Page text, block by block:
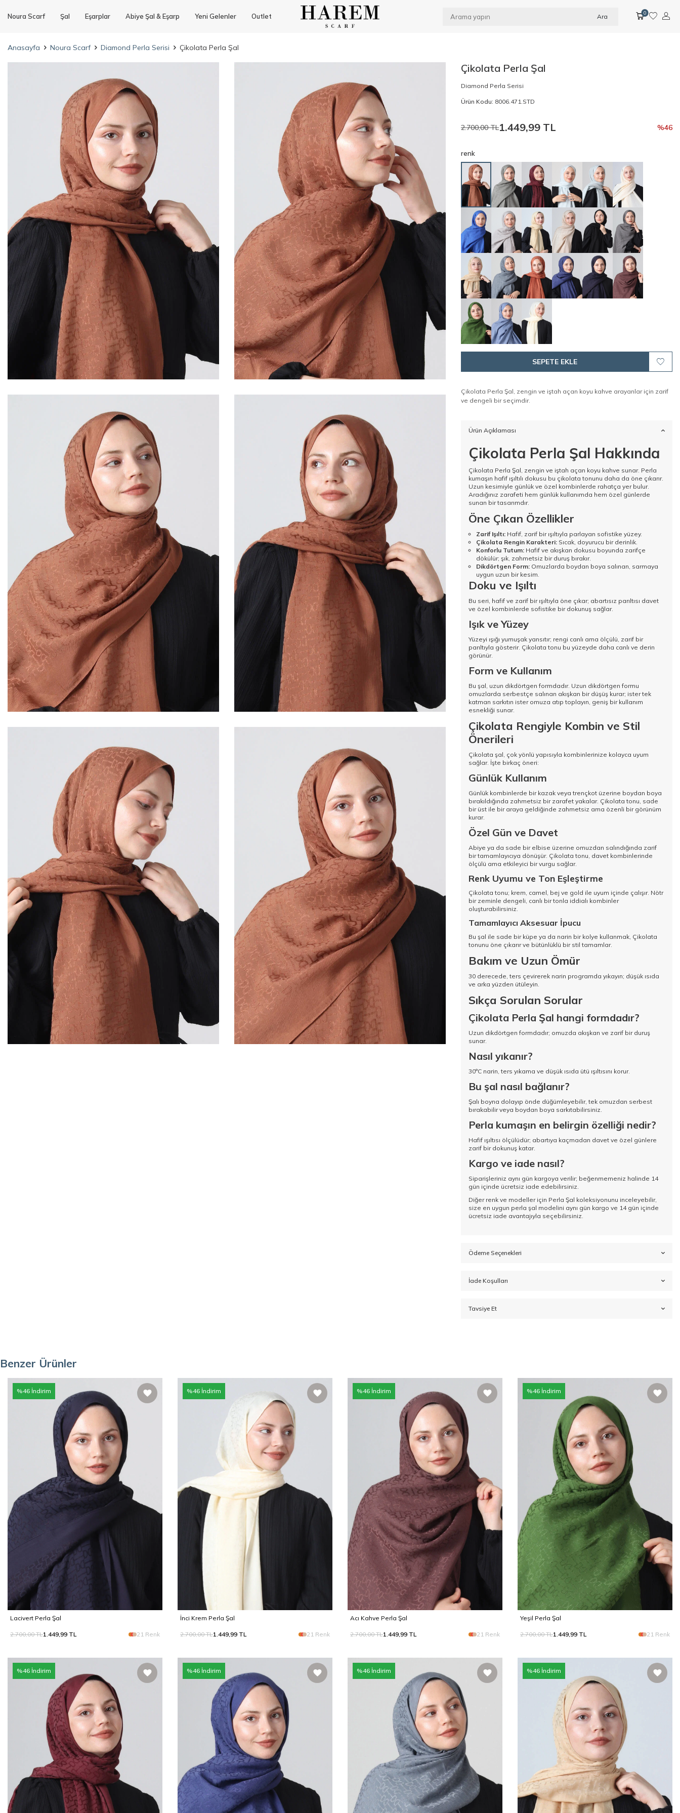
Noura Scarf Şal Eşarplar Abiye Şal & Eşarp Yeni Gelenler Outlet Ara 0
Anasayfa Noura Scarf Diamond Perla Serisi Çikolata Perla Şal
Çikolata Perla Şal
Diamond Perla Serisi
Ürün Kodu: 8006.471.STD
2.700,00TL1.449,99 TL %46
renk
SEPETE EKLE
Çikolata Perla Şal, zengin ve iştah açan koyu kahve arayanlar için zarif
ve dengeli bir seçimdir.
Ürün Açıklaması
Çikolata Perla Şal Hakkında
Çikolata Perla Şal, zengin ve iştah açan koyu kahve sunar. Perla
kumaşın hafif ışıltılı dokusu bu çikolata tonunu daha da öne çıkarır.
Uzun kesimiyle günlük ve özel kombinlerde rahatça yer bulur.
Aradığınız zarafeti hem günlük kullanımda hem özel günlerde
sunan bir tasarımdır.
Öne Çıkan Özellikler
Zarif Işıltı: Hafif, zarif bir ışıltıyla parlayan sofistike yüzey.
Çikolata Rengin Karakteri: Sıcak, doyurucu bir derinlik.
Konforlu Tutum: Hafif ve akışkan dokusu boyunda zarifçe
dökülür; şık, zahmetsiz bir duruş bırakır.
Dikdörtgen Form: Omuzlarda boydan boya salınan, sarmaya
uygun uzun bir kesim.
Doku ve Işıltı
Bu seri, hafif ve zarif bir ışıltıyla öne çıkar; abartısız parıltısı davet
ve özel kombinlerde sofistike bir dokunuş sağlar.
Işık ve Yüzey
Yüzeyi ışığı yumuşak yansıtır; rengi canlı ama ölçülü, zarif bir
parıltıyla gösterir. Çikolata tonu bu yüzeyde daha canlı ve derin
görünür.
Form ve Kullanım
Bu şal, uzun dikdörtgen formdadır. Uzun dikdörtgen formu
omuzlarda serbestçe salınan akışkan bir düşüş kurar; ister tek
katman sarkıtın ister omuza atıp toplayın, geniş bir kullanım
esnekliği sunar.
Çikolata Rengiyle Kombin ve Stil
Önerileri
Çikolata şal, çok yönlü yapısıyla kombinlerinize kolayca uyum
sağlar. İşte birkaç öneri:
Günlük Kullanım
Günlük kombinlerde bir kazak veya trençkot üzerine boydan boya
bırakıldığında zahmetsiz bir zarafet yakalar. Çikolata tonu, sade
bir üst ile bir araya geldiğinde zahmetsiz ama özenli bir görünüm
kurar.
Özel Gün ve Davet
Abiye ya da sade bir elbise üzerine omuzdan salındığında zarif
bir tamamlayıcıya dönüşür. Çikolata tonu, davet kombinlerinde
ölçülü ama etkileyici bir vurgu sağlar.
Renk Uyumu ve Ton Eşleştirme
Çikolata tonu; krem, camel, bej ve gold ile uyum içinde çalışır. Nötr
bir zeminle dengeli, canlı bir tonla iddialı kombinler
oluşturabilirsiniz.
Tamamlayıcı Aksesuar İpucu
Bu şal ile sade bir küpe ya da narin bir kolye kullanmak, Çikolata
tonunu öne çıkarır ve bütünlüklü bir stil tamamlar.
Bakım ve Uzun Ömür
30 derecede, ters çevirerek narin programda yıkayın; düşük ısıda
ve arka yüzden ütüleyin.
Sıkça Sorulan Sorular
Çikolata Perla Şal hangi formdadır?
Uzun dikdörtgen formdadır; omuzda akışkan ve zarif bir duruş
sunar.
Nasıl yıkanır?
30°C narin, ters yıkama ve düşük ısıda ütü ışıltısını korur.
Bu şal nasıl bağlanır?
Şalı boyna dolayıp önde düğümleyebilir, tek omuzdan serbest
bırakabilir veya boydan boya sarkıtabilirsiniz.
Perla kumaşın en belirgin özelliği nedir?
Hafif ışıltısı ölçülüdür; abartıya kaçmadan davet ve özel günlere
zarif bir dokunuş katar.
Kargo ve iade nasıl?
Siparişleriniz aynı gün kargoya verilir; beğenmemeniz halinde 14
gün içinde ücretsiz iade edebilirsiniz.
Diğer renk ve modeller için Perla Şal koleksiyonunu inceleyebilir,
size en uygun perla şal modelini aynı gün kargo ve 14 gün içinde
ücretsiz iade avantajıyla seçebilirsiniz.
Ödeme Seçenekleri
İade Koşulları
Tavsiye Et
Benzer Ürünler
%46 İndirim
Lacivert Perla Şal
2.700,00TL1.449,99 TL 21 Renk
%46 İndirim
İnci Krem Perla Şal
2.700,00TL1.449,99 TL 21 Renk
%46 İndirim
Acı Kahve Perla Şal
2.700,00TL1.449,99 TL 21 Renk
%46 İndirim
Yeşil Perla Şal
2.700,00TL1.449,99 TL 21 Renk
%46 İndirim %46 İndirim %46 İndirim %46 İndirim